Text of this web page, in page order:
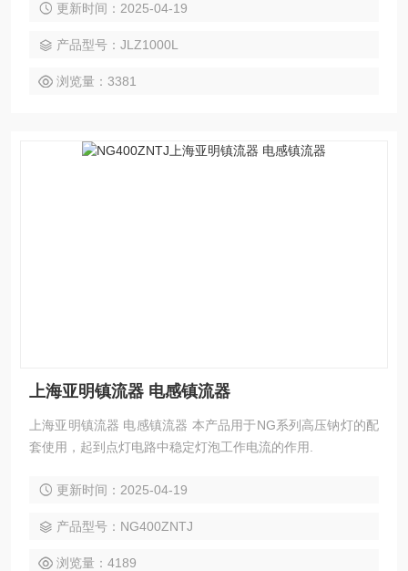
更新时间：2025-04-19
产品型号：JLZ1000L
浏览量：3381
上海亚明镇流器 电感镇流器
上海亚明镇流器 电感镇流器 本产品用于NG系列高压钠灯的配
套使用，起到点灯电路中稳定灯泡工作电流的作用.
更新时间：2025-04-19
产品型号：NG400ZNTJ
浏览量：4189